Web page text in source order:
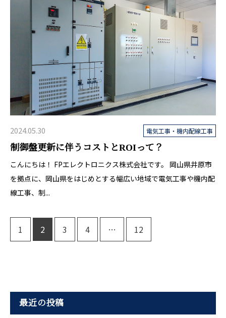
2024.05.30 電気工事・機内配線工事
制御盤更新に伴うコストとROIって？
こんにちは！ FPエレクトロニクス株式会社です。 岡山県井原市
を拠点に、岡山県をはじめとする幅広い地域で電気工事や機内配
線工事、制...
1 2 3 4 … 12
最近の投稿